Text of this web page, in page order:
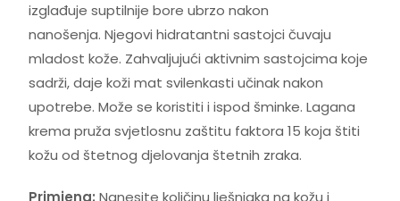
izglađuje suptilnije bore ubrzo nakon
nanošenja. Njegovi hidratantni sastojci čuvaju
mladost kože. Zahvaljujući aktivnim sastojcima koje
sadrži, daje koži mat svilenkasti učinak nakon
upotrebe. Može se koristiti i ispod šminke. Lagana
krema pruža svjetlosnu zaštitu faktora 15 koja štiti
kožu od štetnog djelovanja štetnih zraka.
Primjena: Nanesite količinu lješnjaka na kožu i